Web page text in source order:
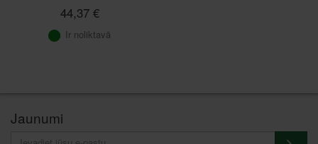
44,37 €
Ir noliktavā
Jaunumi